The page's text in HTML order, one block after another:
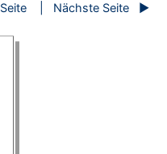
Nächste Seite